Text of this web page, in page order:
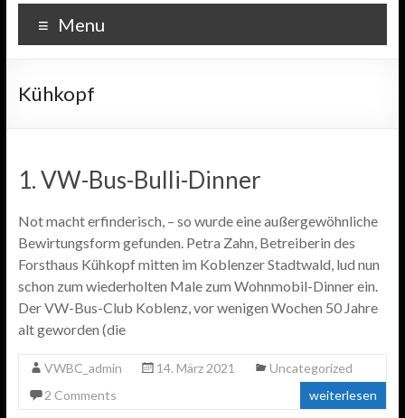
Menu
Kühkopf
1. VW-Bus-Bulli-Dinner
Not macht erfinderisch, – so wurde eine außergewöhnliche
Bewirtungsform gefunden. Petra Zahn, Betreiberin des
Forsthaus Kühkopf mitten im Koblenzer Stadtwald, lud nun
schon zum wiederholten Male zum Wohnmobil-Dinner ein.
Der VW-Bus-Club Koblenz, vor wenigen Wochen 50 Jahre
alt geworden (die
VWBC_admin 14. März 2021
Uncategorized
2 Comments
weiterlesen